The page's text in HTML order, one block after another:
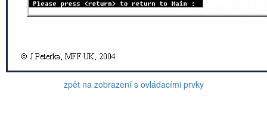
zpět na zobrazení s ovládacími prvky